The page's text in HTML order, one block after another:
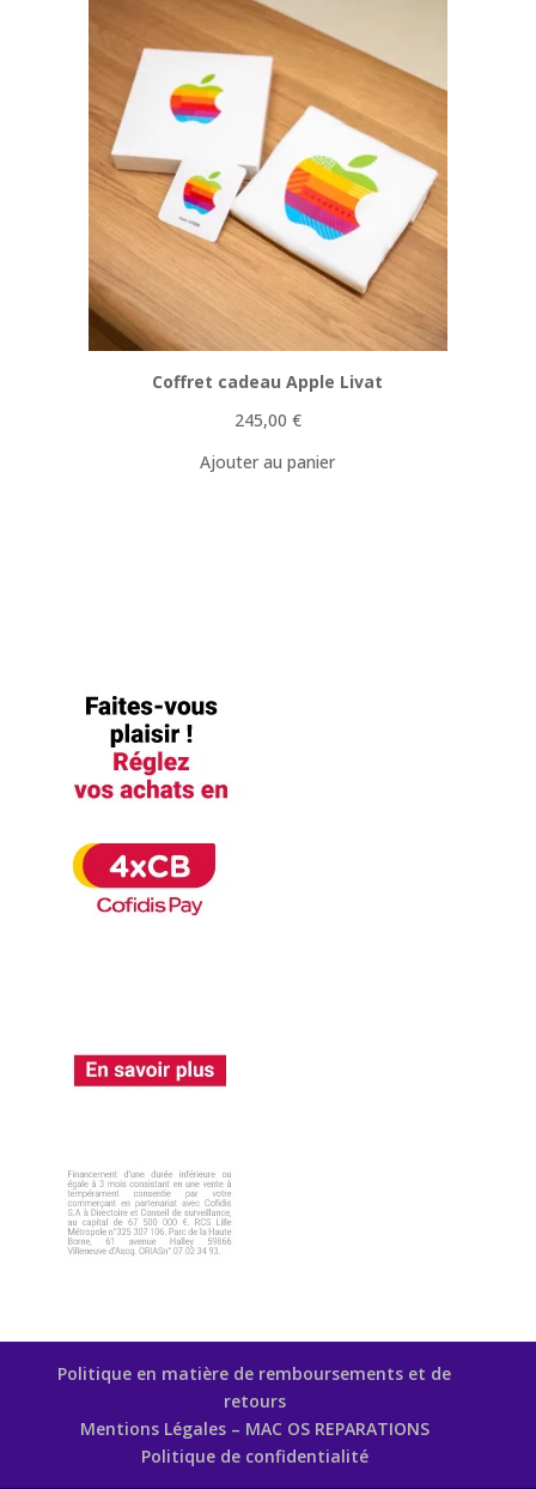
Coffret cadeau Apple Livat
245,00 €
Ajouter au panier
Politique en matière de remboursements et de
retours
Mentions Légales – MAC OS REPARATIONS
Politique de confidentialité